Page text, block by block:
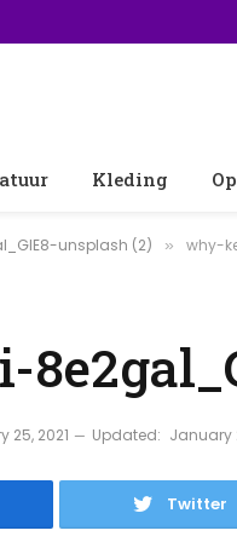
Kleding
unsplash (2) » why-
25, 2021 Updated: January
Twitter